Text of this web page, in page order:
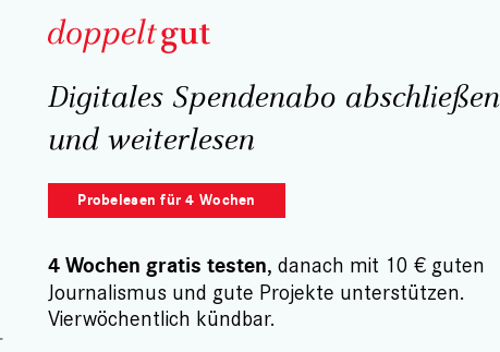
Digitales Spendenabo abschließen
und weiterlesen
Probelesen für 4 Wochen
4 Wochen gratis testen, danach mit 10 € guten
Journalismus und gute Projekte unterstützen.
Vierwöchentlich kündbar.